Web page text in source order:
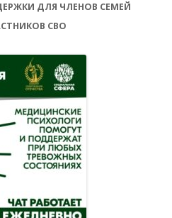
ДЛЯ ЧЛЕНОВ СЕМЕЙ
СВО